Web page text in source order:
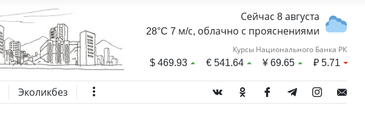
Сейчас 8 августа
28°C 7 м/с, облачно с прояснениями
Курсы Национального Банка РК
$469.93 €541.64 ¥69.65 ₽5.71
Эколикбез